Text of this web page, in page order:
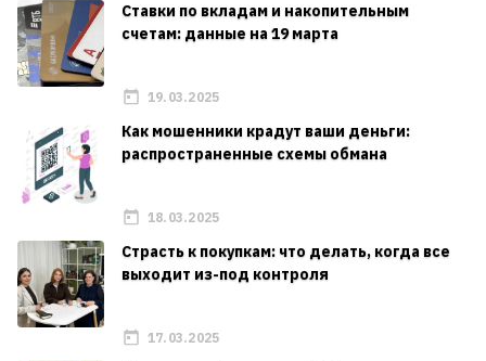
Ставки по вкладам и накопительным
счетам: данные на 19 марта
19.03.2025
Как мошенники крадут ваши деньги:
распространенные схемы обмана
18.03.2025
Страсть к покупкам: что делать, когда все
выходит из-под контроля
17.03.2025